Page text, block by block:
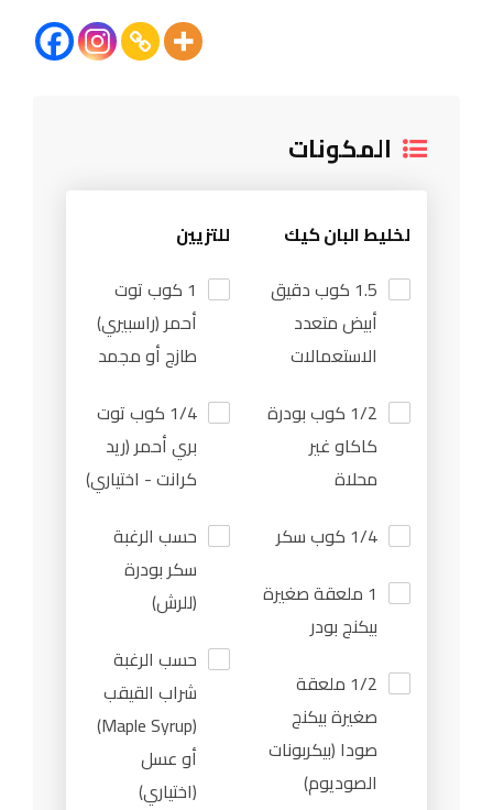
المكونات
لخليط البان كيك
1.5 كوب دقيق
أبيض متعدد
الاستعمالات
1/2 كوب بودرة
كاكاو غير
محلاة
1/4 كوب سكر
1 ملعقة صغيرة
بيكنج بودر
1/2 ملعقة
صغيرة بيكنج
صودا (بيكربونات
الصوديوم)
للتزيين
1 كوب توت
أحمر (راسبيري)
طازج أو مجمد
1/4 كوب توت
بري أحمر (ريد
كرانت - اختياري)
حسب الرغبة
سكر بودرة
(للرش)
حسب الرغبة
شراب القيقب
(Maple Syrup)
أو عسل
(اختياري)